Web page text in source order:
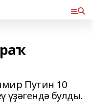
Путин 10
үҙәгендә булды.